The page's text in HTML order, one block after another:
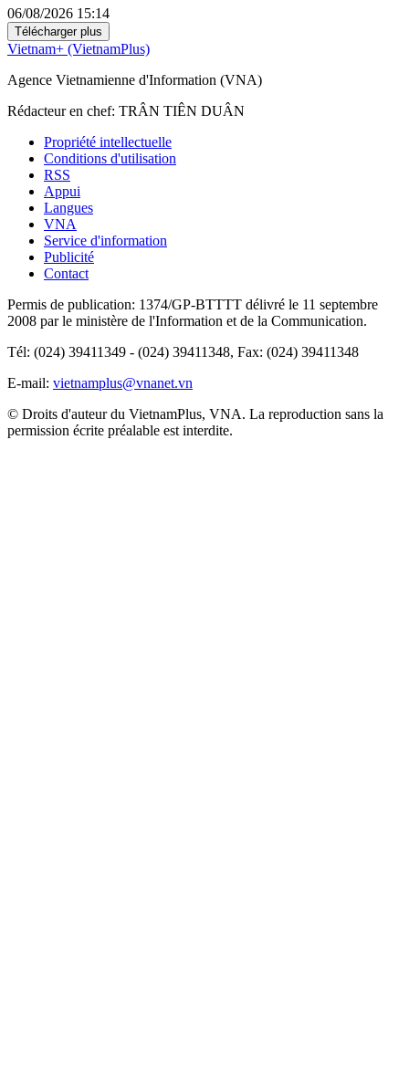
06/08/2026 15:14
Télécharger plus
Vietnam+ (VietnamPlus)
Agence Vietnamienne d'Information (VNA)
Rédacteur en chef: TRÂN TIÊN DUÂN
Propriété intellectuelle
Conditions d'utilisation
RSS
Appui
Langues
VNA
Service d'information
Publicité
Contact
Permis de publication: 1374/GP-BTTTT délivré le 11 septembre
2008 par le ministère de l'Information et de la Communication.
Tél: (024) 39411349 - (024) 39411348, Fax: (024) 39411348
E-mail: vietnamplus@vnanet.vn
© Droits d'auteur du VietnamPlus, VNA. La reproduction sans la
permission écrite préalable est interdite.